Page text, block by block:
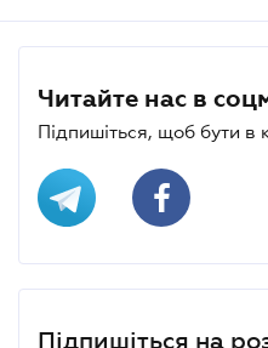
Читайте нас в
Підпишіться, щоб бути в
Підпишіться на